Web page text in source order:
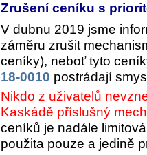
Zrušení ceníku s
V dubnu 2019 jsme
záměru zrušit
ceníky), neboť tyto
18-0010 postrádají
Nikdo z uživatelů
Kaskádě příslušný
ceníků je nadále
použita pouze a jedině